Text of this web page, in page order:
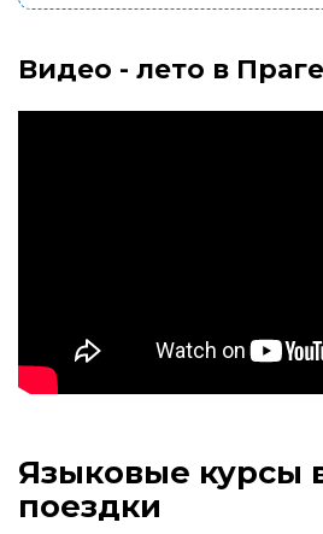
Видео - лето в
Языковые курсы
поездки